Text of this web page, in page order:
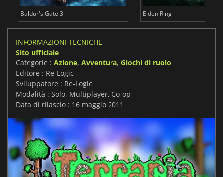
Baldur's Gate 3 Elden Ring
INFORMAZIONI TECNICHE
Sito ufficiale
Categorie : Azione, Avventura, Giochi di ruolo
Editore : Re-Logic
Sviluppatore : Re-Logic
Modalità : Solo, Multiplayer, Co-op
Data di rilascio : 16 maggio 2011